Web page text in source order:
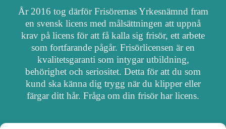
År 2016 tog därför Frisörernas Yrkesnämnd fram
en svensk licens med målsättningen att uppnå
krav på licens för att få kalla sig frisör, ett arbete
som fortfarande pågår. Frisörlicensen är en
kvalitetsgaranti som intygar utbildning,
behörighet och seriositet. Detta för att du som
kund ska känna dig trygg när du klipper eller
färgar ditt hår. Fråga om din frisör har licens.